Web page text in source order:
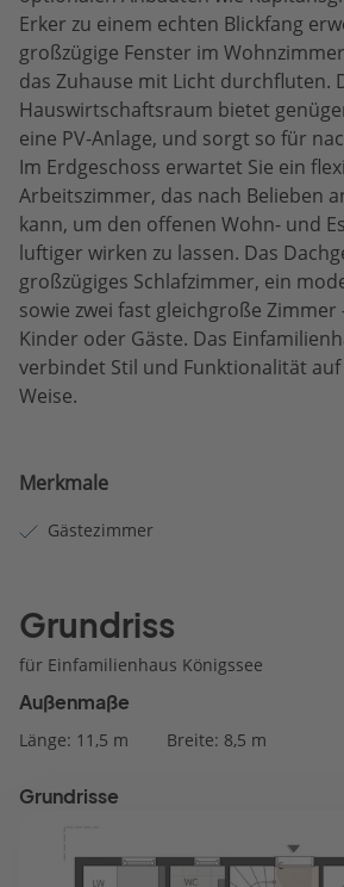
Erker zu einem echten Blickfang
großzügige Fenster im
das Zuhause mit Licht durchfluten.
Hauswirtschaftsraum bietet
eine PV-Anlage, und sorgt so für
Im Erdgeschoss erwartet Sie ein
Arbeitszimmer, das nach Belieben
kann, um den offenen Wohn- und
luftiger wirken zu lassen. Das
großzügiges Schlafzimmer, ein
sowie zwei fast gleichgroße
Kinder oder Gäste. Das
verbindet Stil und Funktionalität
Weise.
Merkmale
Gästezimmer
Grundriss
für Einfamilienhaus Königssee
Außenmaße
Länge: 11,5 m Breite: 8,5 m
Grundrisse